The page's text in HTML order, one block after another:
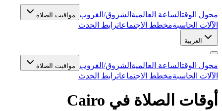
محول الوقتالساعة العالمية الشروق/الغروب مواقيت الصلاة
الآلات الحاسبةمخطط الاجتماعاترابط الحدث
العربية
محول الوقتالساعة العالمية الشروق/الغروب مواقيت الصلاة
الآلات الحاسبةمخطط الاجتماعاترابط الحدث
أوقات الصلاة في Cairo